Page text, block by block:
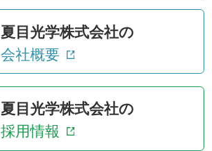
夏目光学株式会社の
会社概要
夏目光学株式会社の
採用情報